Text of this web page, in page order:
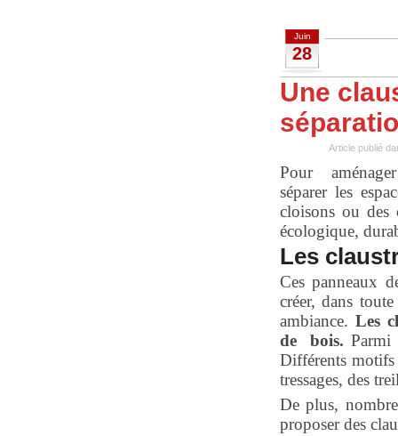
Juin
28
Une
Article publié
Pour
séparer les
cloisons ou des
écologique,
Les
Ces panneaux
créer, dans
ambiance. Les
de bois. Parmi
Différents motifs
tressages, des
De plus,
proposer des